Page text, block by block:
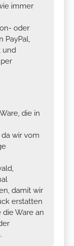
immer
oder
PayPal,
und
die in
da wir vom
damit wir
erstatten
Ware an